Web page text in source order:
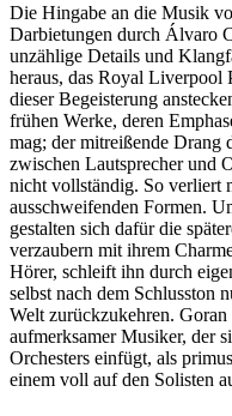
Die Hingabe an die Musik
Darbietungen durch Álvaro
unzählige Details und
heraus, das Royal Liverpool
dieser Begeisterung
frühen Werke, deren
mag; der mitreißende Drang
zwischen Lautsprecher und
nicht vollständig. So verliert
ausschweifenden Formen.
gestalten sich dafür die
verzaubern mit ihrem
Hörer, schleift ihn durch
selbst nach dem Schlusston
Welt zurückzukehren.
aufmerksamer Musiker, der
Orchesters einfügt, als
einem voll auf den Solisten